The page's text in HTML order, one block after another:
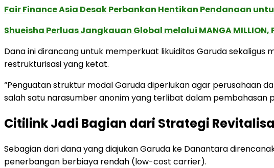
Fair Finance Asia Desak Perbankan Hentikan Pendanaan
Shueisha Perluas Jangkauan Global melalui MANGA
Dana ini dirancang untuk memperkuat likuiditas Garuda
restrukturisasi yang ketat.
“Penguatan struktur modal Garuda diperlukan agar perusahaan
salah satu narasumber anonim yang terlibat dalam pembahasan
Citilink Jadi Bagian dari Strategi
Sebagian dari dana yang diajukan Garuda ke Danantara
penerbangan berbiaya rendah (low-cost carrier).